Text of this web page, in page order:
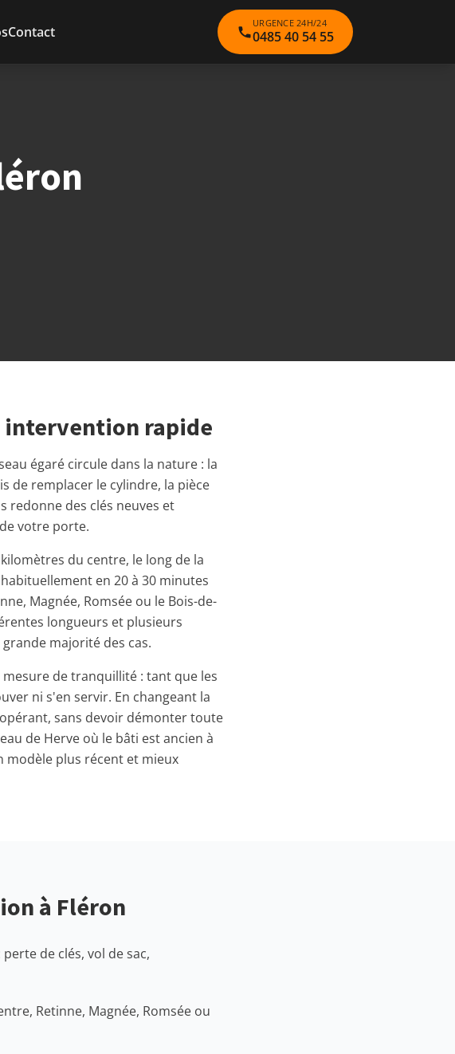
Contact
URGENCE 24H/24
0485 40 54 55
intervention rapide
égaré circule dans la nature : la
de remplacer le cylindre, la pièce
redonne des clés neuves et
votre porte.
du centre, le long de la
en 20 à 30 minutes
Magnée, Romsée ou le Bois-de-
longueurs et plusieurs
majorité des cas.
de tranquillité : tant que les
ni s'en servir. En changeant la
sans devoir démonter toute
de Herve où le bâti est ancien à
modèle plus récent et mieux
à Fléron
de clés, vol de sac,
Retinne, Magnée, Romsée ou